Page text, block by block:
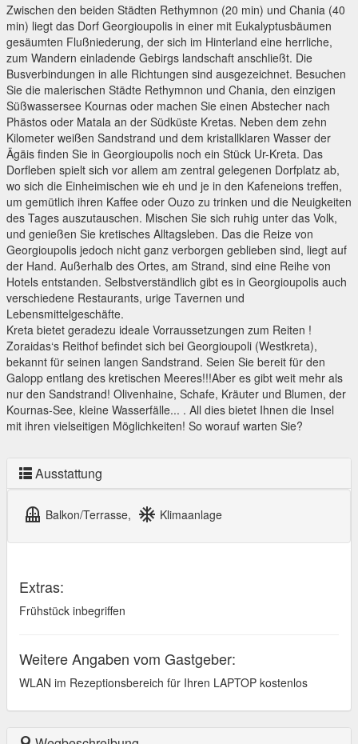
Zwischen den beiden Städten Rethymnon (20 min) und Chania (40
min) liegt das Dorf Georgioupolis in einer mit Eukalyptusbäumen
gesäumten Flußniederung, der sich im Hinterland eine herrliche,
zum Wandern einladende Gebirgs landschaft anschließt. Die
Busverbindungen in alle Richtungen sind ausgezeichnet. Besuchen
Sie die malerischen Städte Rethymnon und Chania, den einzigen
Süßwassersee Kournas oder machen Sie einen Abstecher nach
Phästos oder Matala an der Südküste Kretas. Neben dem zehn
Kilometer weißen Sandstrand und dem kristallklaren Wasser der
Ägäis finden Sie in Georgioupolis noch ein Stück Ur-Kreta. Das
Dorfleben spielt sich vor allem am zentral gelegenen Dorfplatz ab,
wo sich die Einheimischen wie eh und je in den Kafeneions treffen,
um gemütlich ihren Kaffee oder Ouzo zu trinken und die Neuigkeiten
des Tages auszutauschen. Mischen Sie sich ruhig unter das Volk,
und genießen Sie kretisches Alltagsleben. Das die Reize von
Georgioupolis jedoch nicht ganz verborgen geblieben sind, liegt auf
der Hand. Außerhalb des Ortes, am Strand, sind eine Reihe von
Hotels entstanden. Selbstverständlich gibt es in Georgioupolis auch
verschiedene Restaurants, urige Tavernen und
Lebensmittelgeschäfte.
Kreta bietet geradezu ideale Vorraussetzungen zum Reiten !
Zoraidas‘s Reithof befindet sich bei Georgioupoli (Westkreta),
bekannt für seinen langen Sandstrand. Seien Sie bereit für den
Galopp entlang des kretischen Meeres!!!Aber es gibt weit mehr als
nur den Sandstrand! Olivenhaine, Schafe, Kräuter und Blumen, der
Kournas-See, kleine Wasserfälle... . All dies bietet Ihnen die Insel
mit ihren vielseitigen Möglichkeiten! So worauf warten Sie?
Ausstattung
balcony Balkon/Terrasse, ac_unit Klimaanlage
Extras:
Frühstück inbegriffen
Weitere Angaben vom Gastgeber:
WLAN im Rezeptionsbereich für Ihren LAPTOP kostenlos